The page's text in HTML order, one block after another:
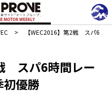
>
【WEC2016】第2戦 スパ6
スパ6時間レー
優勝